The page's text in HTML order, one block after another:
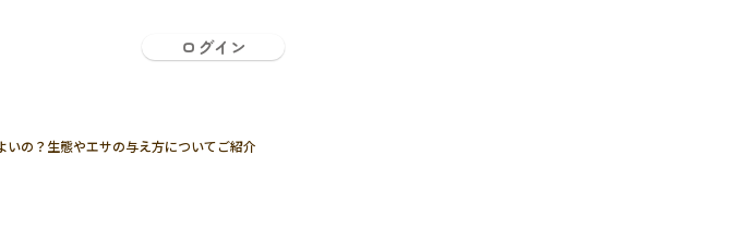
ログイン
いの？生態やエサの与え方についてご紹介